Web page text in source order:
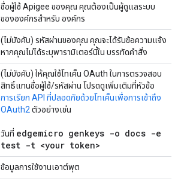
ชื่อผู้ใช้ Apigee ของคุณ คุณต้องเป็นผู้ดูแลระบบ
ขององค์กรสำหรับ องค์กร
(ไม่บังคับ) รหัสผ่านของคุณ คุณจะได้รับข้อความแจ้ง
หากคุณไม่ได้ระบุพารามิเตอร์นี้ใน บรรทัดคำสั่ง
(ไม่บังคับ) ให้คุณใช้โทเค็น OAuth ในการตรวจสอบ
สิทธิ์แทนชื่อผู้ใช้/รหัสผ่าน โปรดดูเพิ่มเติมที่หัวข้อ
การเรียก API ที่ปลอดภัยด้วยโทเค็นเพื่อการเข้าถึง
OAuth2 ตัวอย่างเช่น
วันที่ edgemicro genkeys -o docs -e
test -t <your token>
ข้อมูลการใช้งานเอาต์พุต